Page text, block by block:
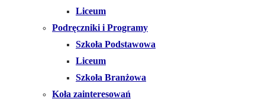
Liceum
Podręczniki i Programy
Szkoła Podstawowa
Liceum
Szkoła Branżowa
Koła zainteresowań